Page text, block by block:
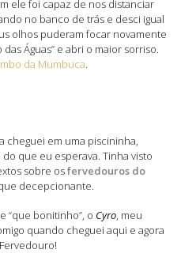
ele foi capaz de nos distanciar
no banco de trás e desci igual
olhos puderam focar novamente
Águas” e abri o maior sorriso.
da Mumbuca.
cheguei em uma piscininha,
que eu esperava. Tinha visto
sobre osfervedouros do
decepcionante.
“que bonitinho”, o Cyro, meu
quando cheguei aqui e agora